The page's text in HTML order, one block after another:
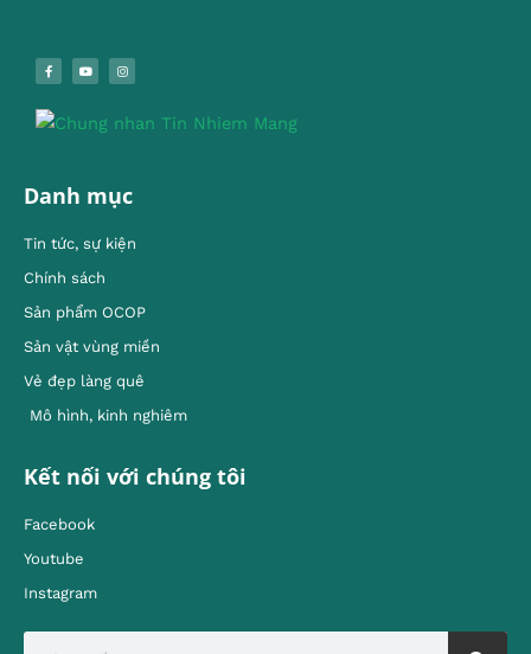
Danh mục
Tin tức, sự kiện
Chính sách
Sản phẩm OCOP
Sản vật vùng miền
Vẻ đẹp làng quê
Mô hình, kinh nghiêm
Kết nối với chúng tôi
Facebook
Youtube
Instagram